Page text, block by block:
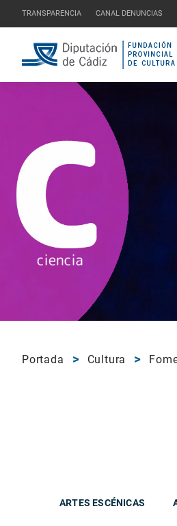
TRANSPARENCIA CANAL DENUNCIAS
Portada Cultura
ARTES ESCÉNICAS